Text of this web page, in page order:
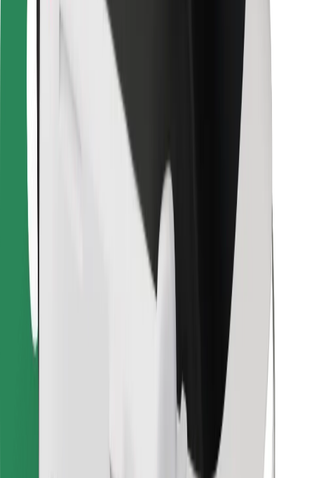
Bolt for Business
Leverantörer
Allmänna villkor
Kom iväg med Bolt på några minuter!
Ladda ner Bolt-appen
Hitta din favoritmat!
Ladda ner Bolt Food-appen